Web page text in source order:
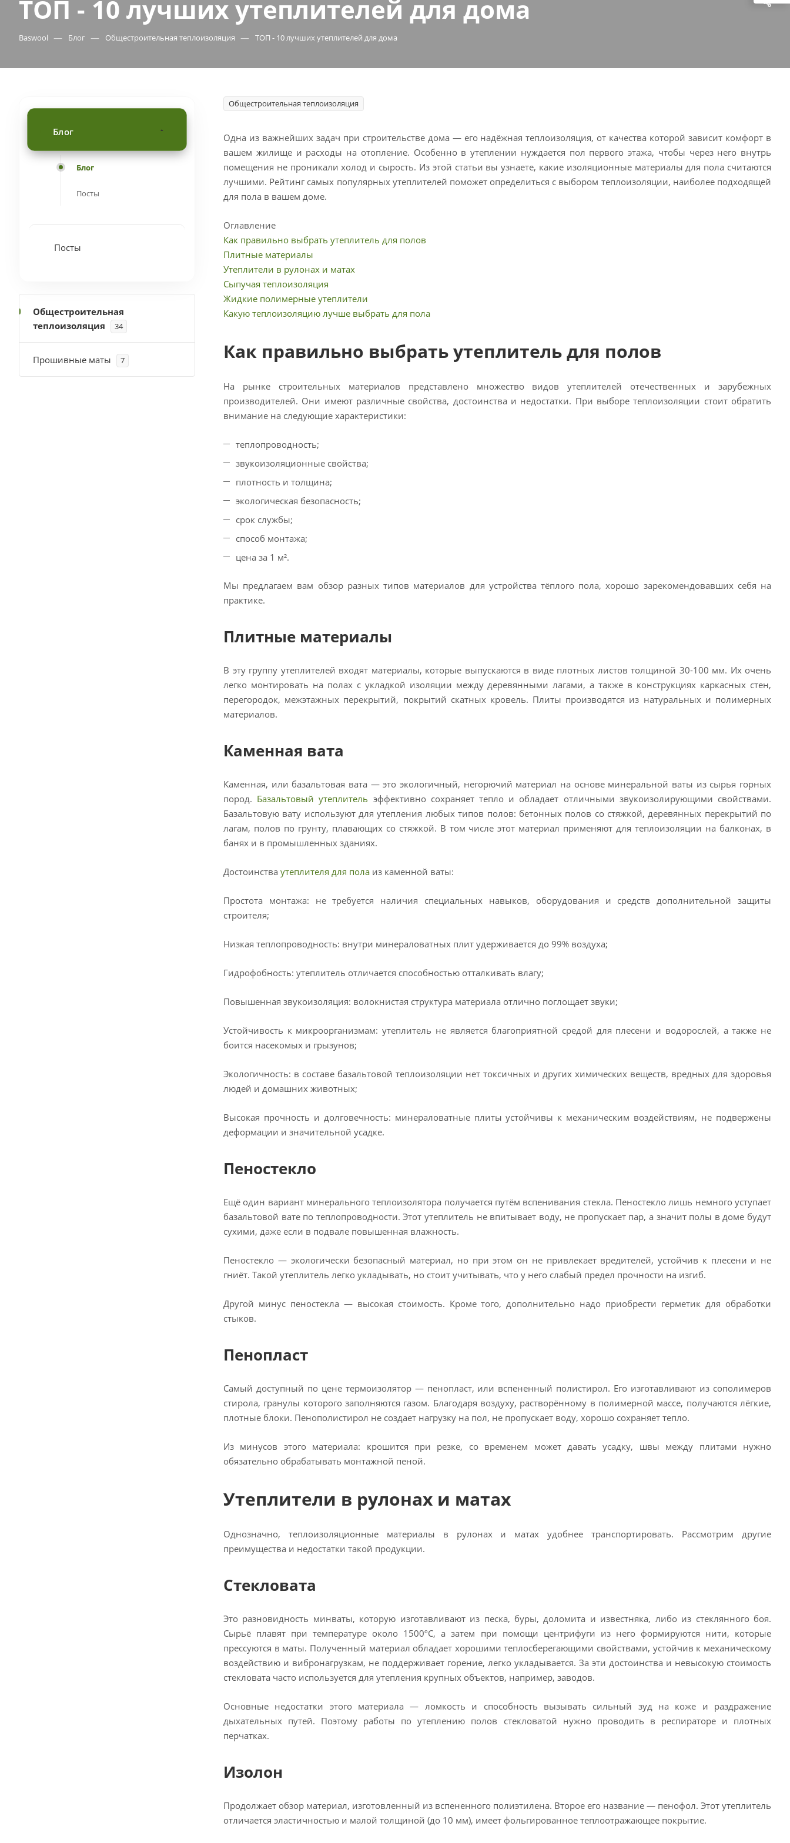
Неликвиды
Реквизиты
Где купить ной
ТОП - 10 лучших утеплителей для дома
Baswool — Блог — Общестроительная теплоизоляция — ТОП - 10 лучших утеплителей для дома
Общестроительная теплоизоляция
Одна из важнейших задач при строительстве дома — его надёжная теплоизоляция, от качества которой зависит комфорт в
вашем жилище и расходы на отопление. Особенно в утеплении нуждается пол первого этажа, чтобы через него внутрь
помещения не проникали холод и сырость. Из этой статьи вы узнаете, какие изоляционные материалы для пола считаются
лучшими. Рейтинг самых популярных утеплителей поможет определиться с выбором теплоизоляции, наиболее подходящей
для пола в вашем доме.
Оглавление
Как правильно выбрать утеплитель для полов
Плитные материалы
Утеплители в рулонах и матах
Сыпучая теплоизоляция
Жидкие полимерные утеплители
Какую теплоизоляцию лучше выбрать для пола
Как правильно выбрать утеплитель для полов
На рынке строительных материалов представлено множество видов утеплителей отечественных и зарубежных
производителей. Они имеют различные свойства, достоинства и недостатки. При выборе теплоизоляции стоит обратить
внимание на следующие характеристики:
теплопроводность;
звукоизоляционные свойства;
плотность и толщина;
экологическая безопасность;
срок службы;
способ монтажа;
цена за 1 м².
Мы предлагаем вам обзор разных типов материалов для устройства тёплого пола, хорошо зарекомендовавших себя на
практике.
Плитные материалы
В эту группу утеплителей входят материалы, которые выпускаются в виде плотных листов толщиной 30-100 мм. Их очень
легко монтировать на полах с укладкой изоляции между деревянными лагами, а также в конструкциях каркасных стен,
перегородок, межэтажных перекрытий, покрытий скатных кровель. Плиты производятся из натуральных и полимерных
материалов.
Каменная вата
Каменная, или базальтовая вата — это экологичный, негорючий материал на основе минеральной ваты из сырья горных
пород. Базальтовый утеплитель эффективно сохраняет тепло и обладает отличными звукоизолирующими свойствами.
Базальтовую вату используют для утепления любых типов полов: бетонных полов со стяжкой, деревянных перекрытий по
лагам, полов по грунту, плавающих со стяжкой. В том числе этот материал применяют для теплоизоляции на балконах, в
банях и в промышленных зданиях.
Достоинства утеплителя для пола из каменной ваты:
Простота монтажа: не требуется наличия специальных навыков, оборудования и средств дополнительной защиты
строителя;
Низкая теплопроводность: внутри минераловатных плит удерживается до 99% воздуха;
Гидрофобность: утеплитель отличается способностью отталкивать влагу;
Повышенная звукоизоляция: волокнистая структура материала отлично поглощает звуки;
Устойчивость к микроорганизмам: утеплитель не является благоприятной средой для плесени и водорослей, а также не
боится насекомых и грызунов;
Экологичность: в составе базальтовой теплоизоляции нет токсичных и других химических веществ, вредных для здоровья
людей и домашних животных;
Высокая прочность и долговечность: минераловатные плиты устойчивы к механическим воздействиям, не подвержены
деформации и значительной усадке.
Пеностекло
Ещё один вариант минерального теплоизолятора получается путём вспенивания стекла. Пеностекло лишь немного уступает
базальтовой вате по теплопроводности. Этот утеплитель не впитывает воду, не пропускает пар, а значит полы в доме будут
сухими, даже если в подвале повышенная влажность.
Пеностекло — экологически безопасный материал, но при этом он не привлекает вредителей, устойчив к плесени и не
гниёт. Такой утеплитель легко укладывать, но стоит учитывать, что у него слабый предел прочности на изгиб.
Другой минус пеностекла — высокая стоимость. Кроме того, дополнительно надо приобрести герметик для обработки
стыков.
Пенопласт
Самый доступный по цене термоизолятор — пенопласт, или вспененный полистирол. Его изготавливают из сополимеров
стирола, гранулы которого заполняются газом. Благодаря воздуху, растворённому в полимерной массе, получаются лёгкие,
плотные блоки. Пенополистирол не создает нагрузку на пол, не пропускает воду, хорошо сохраняет тепло.
Из минусов этого материала: крошится при резке, со временем может давать усадку, швы между плитами нужно
обязательно обрабатывать монтажной пеной.
Утеплители в рулонах и матах
Однозначно, теплоизоляционные материалы в рулонах и матах удобнее транспортировать. Рассмотрим другие
преимущества и недостатки такой продукции.
Стекловата
Это разновидность минваты, которую изготавливают из песка, буры, доломита и известняка, либо из стеклянного боя.
Сырьё плавят при температуре около 1500ºС, а затем при помощи центрифуги из него формируются нити, которые
прессуются в маты. Полученный материал обладает хорошими теплосберегающими свойствами, устойчив к механическому
воздействию и вибронагрузкам, не поддерживает горение, легко укладывается. За эти достоинства и невысокую стоимость
стекловата часто используется для утепления крупных объектов, например, заводов.
Основные недостатки этого материала — ломкость и способность вызывать сильный зуд на коже и раздражение
дыхательных путей. Поэтому работы по утеплению полов стекловатой нужно проводить в респираторе и плотных
перчатках.
Изолон
Продолжает обзор материал, изготовленный из вспененного полиэтилена. Второе его название — пенофол. Этот утеплитель
отличается эластичностью и малой толщиной (до 10 мм), имеет фольгированное теплоотражающее покрытие.
Блог
Блог
Посты
Посты
Общестроительная
теплоизоляция
34
Прошивные маты 7